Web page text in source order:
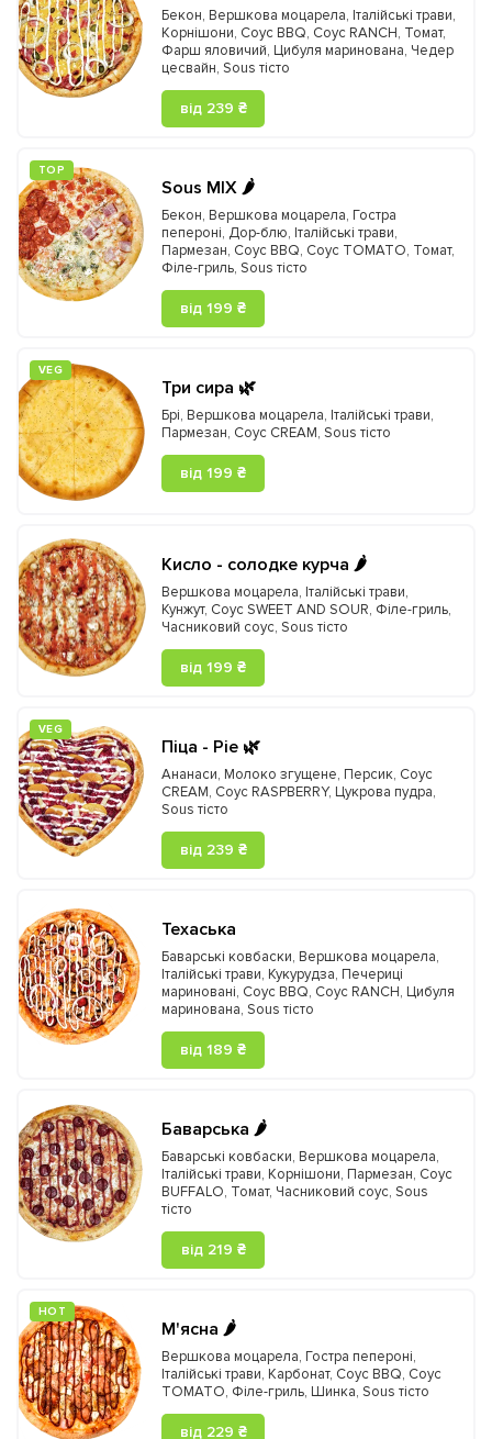
Бекон, Вершкова моцарела, Італійські трави,
Корнішони, Соус BBQ, Соус RANCH, Томат,
Фарш яловичий, Цибуля маринована, Чедер
цесвайн, Sous тісто
від 239 ₴
ТOP
Sous MIX 🌶️
Бекон, Вершкова моцарела, Гостра
пепероні, Дор-блю, Італійські трави,
Пармезан, Соус BBQ, Соус TOMATO, Томат,
Філе-гриль, Sous тісто
від 199 ₴
VEG
Три сира 🌿
Брі, Вершкова моцарела, Італійські трави,
Пармезан, Соус CREAM, Sous тісто
від 199 ₴
Кисло - солодке курча 🌶️
Вершкова моцарела, Італійські трави,
Кунжут, Соус SWEET AND SOUR, Філе-гриль,
Часниковий соус, Sous тісто
від 199 ₴
VEG
Піца - Pie 🌿
Ананаси, Молоко згущене, Персик, Соус
CREAM, Соус RASPBERRY, Цукрова пудра,
Sous тісто
від 239 ₴
Техаська
Баварські ковбаски, Вершкова моцарела,
Італійські трави, Кукурудза, Печериці
мариновані, Соус BBQ, Соус RANCH, Цибуля
маринована, Sous тісто
від 189 ₴
Баварська 🌶️
Баварські ковбаски, Вершкова моцарела,
Італійські трави, Корнішони, Пармезан, Соус
BUFFALO, Томат, Часниковий соус, Sous
тісто
від 219 ₴
HOT
М'ясна 🌶️
Вершкова моцарела, Гостра пепероні,
Італійські трави, Карбонат, Соус BBQ, Соус
TOMATO, Філе-гриль, Шинка, Sous тісто
від 229 ₴